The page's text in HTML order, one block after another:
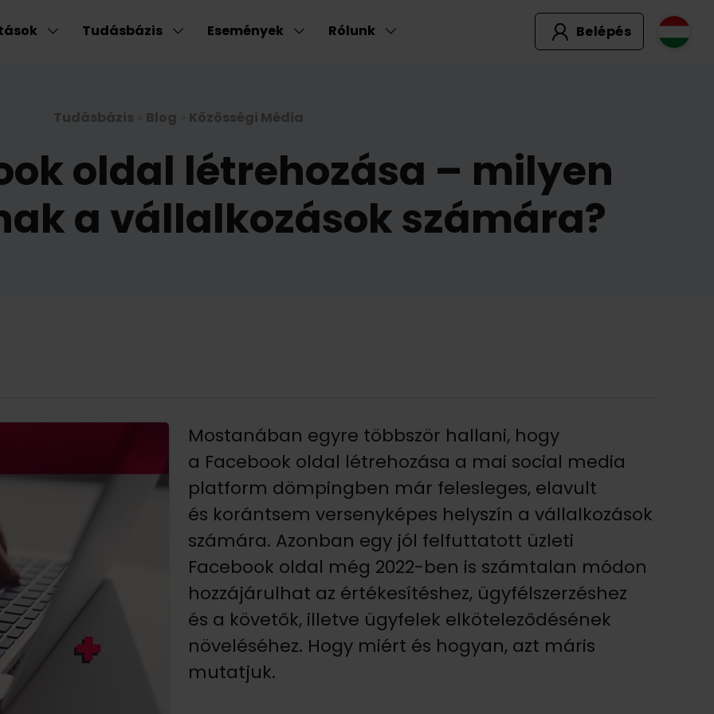
Tudásbázis Események Rólunk Belépés
Tudásbázis Blog Közösségi Média
oldal létrehozása – milyen
a vállalkozások számára?
Mostanában egyre többször hallani, hogy
a Facebook oldal létrehozása a mai social media
platform dömpingben már felesleges, elavult
és korántsem versenyképes helyszín a vállalkozások
számára. Azonban egy jól felfuttatott üzleti
Facebook oldal még 2022-ben is számtalan módon
hozzájárulhat az értékesítéshez, ügyfélszerzéshez
és a követők, illetve ügyfelek elköteleződésének
növeléséhez. Hogy miért és hogyan, azt máris
mutatjuk.